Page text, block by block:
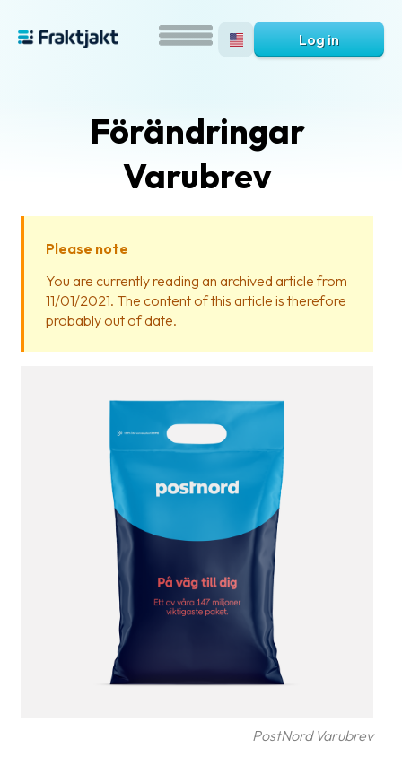
is
Fraktjakt?
Help?
Glossary
Packing
Shipping
documents
declarations
Delivery
Log in
Förändringar
Varubrev
Please note
You are currently reading an archived article from
11/01/2021. The content of this article is therefore
probably out of date.
PostNord Varubrev